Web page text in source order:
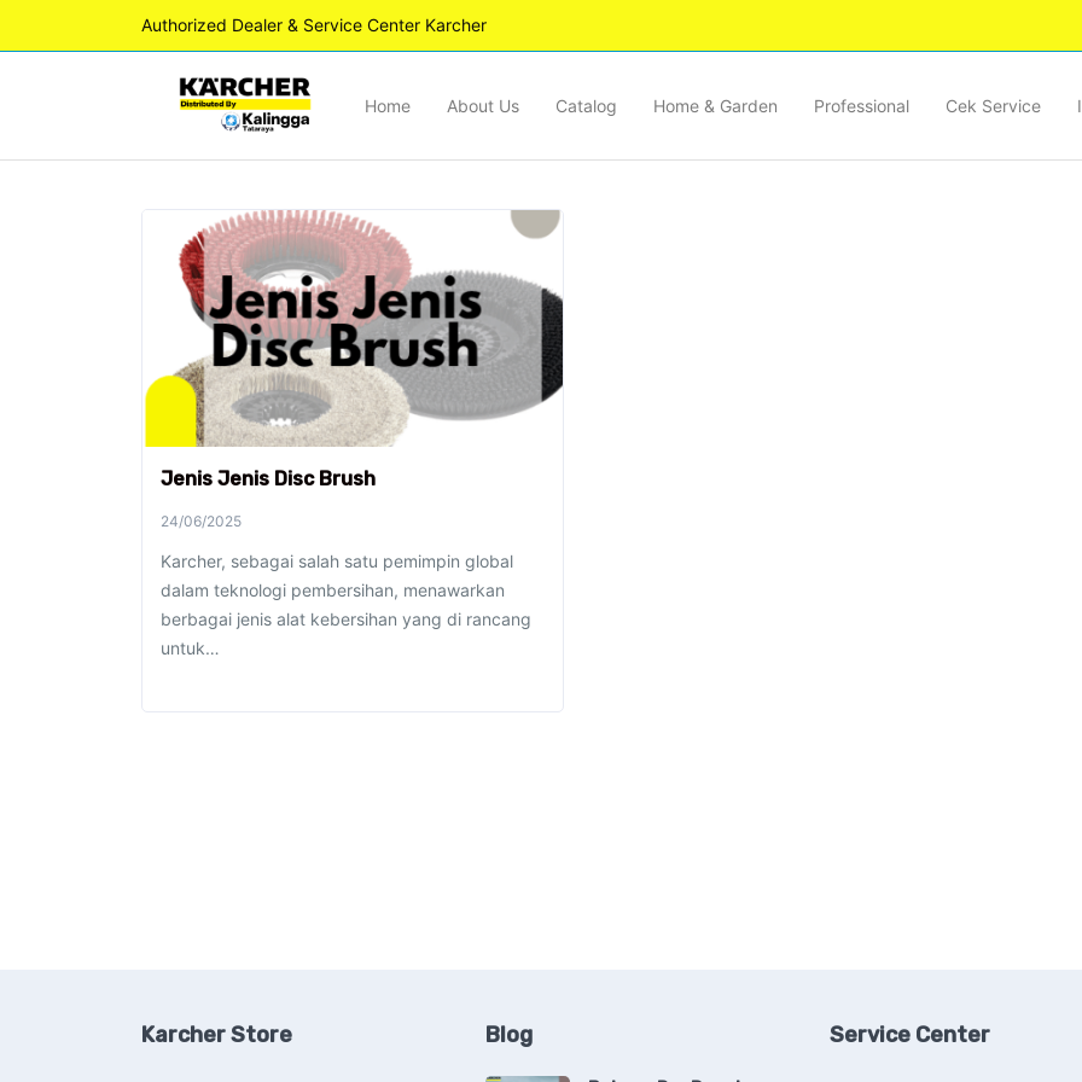
Authorized Dealer & Service Center Karcher
Home About Us Catalog Home & Garden Professional Cek Service
Jenis Jenis Disc Brush
24/06/2025
Karcher, sebagai salah satu pemimpin global
dalam teknologi pembersihan, menawarkan
berbagai jenis alat kebersihan yang di rancang
untuk…
Karcher Store Blog Service Center